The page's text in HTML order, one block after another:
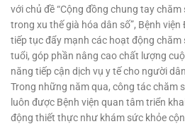
với chủ đề “Cộng đồng chung tay
trong xu thế già hóa dân số”, Bệnh
tiếp tục đẩy mạnh các hoạt động
tuổi, góp phần nâng cao chất lượng
năng tiếp cận dịch vụ y tế cho người
Trong những năm qua, công tác chăm
luôn được Bệnh viện quan tâm triển
động thiết thực như khám sức khỏe